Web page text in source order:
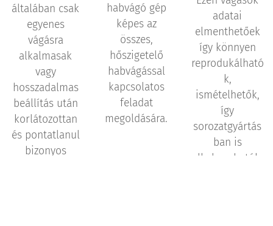
általában csak
egyenes
vágásra
alkalmasak
vagy
hosszadalmas
beállítás után
korlátozottan
és pontatlanul
bizonyos
habvágó gép
képes az
összes,
hőszigetelő
habvágással
kapcsolatos
feladat
megoldására.
adatai
elmenthetőek
így könnyen
reprodukálható
k,
ismételhetők,
így
sorozatgyártás
ban is
alkalmazhatók.